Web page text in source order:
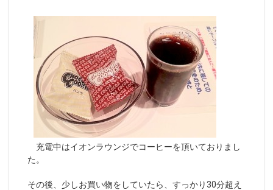
充電中はイオンラウンジでコーヒーを頂いておりまし
た。
その後、少しお買い物をしていたら、すっかり30分超え